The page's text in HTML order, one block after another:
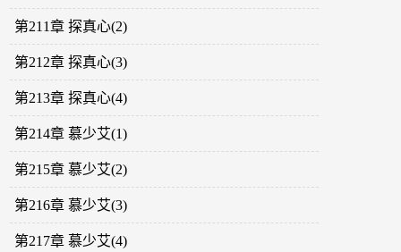
第211章 探真心(2)
第212章 探真心(3)
第213章 探真心(4)
第214章 慕少艾(1)
第215章 慕少艾(2)
第216章 慕少艾(3)
第217章 慕少艾(4)